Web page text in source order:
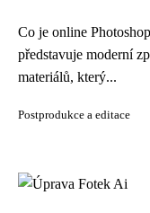
Co je online
představuje moderní
materiálů, který...
Postprodukce a editace